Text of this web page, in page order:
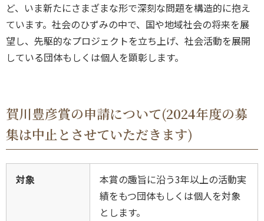
ど、いま新たにさまざまな形で深刻な問題を構造的に抱え
ています。社会のひずみの中で、国や地域社会の将来を展
望し、先駆的なプロジェクトを立ち上げ、社会活動を展開
している団体もしくは個人を顕彰します。
賀川豊彦賞の申請について(2024年度の募
集は中止とさせていただきます)
対象
本賞の趣旨に沿う3年以上の活動実
績をもつ団体もしくは個人を対象
とします。